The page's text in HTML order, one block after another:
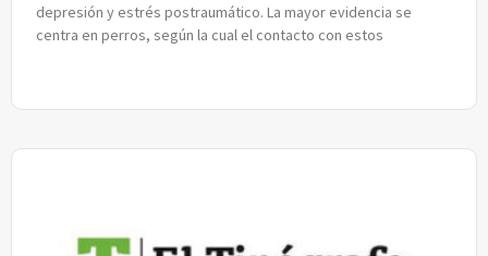
depresión y estrés postraumático. La mayor evidencia se
centra en perros, según la cual el contacto con estos